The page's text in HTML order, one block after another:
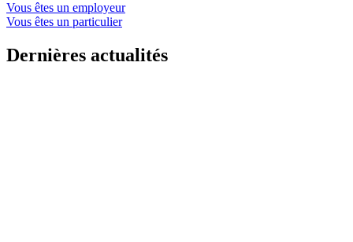
Vous êtes un employeur
Vous êtes un particulier
Dernières actualités